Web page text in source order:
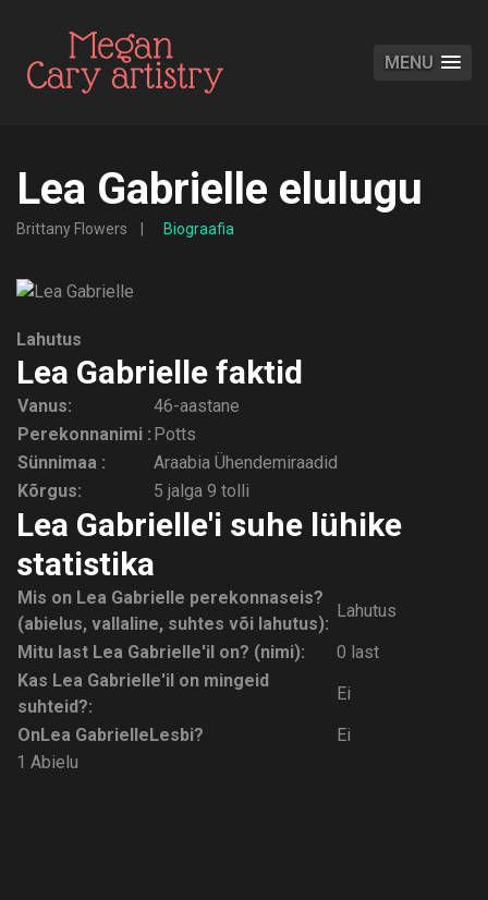
MENU
Lea Gabrielle elulugu
Brittany Flowers Biograafia
Lahutus
Lea Gabrielle faktid
Vanus:
46-aastane
Perekonnanimi : Potts
Sünnimaa :
Araabia Ühendemiraadid
Kõrgus:
5 jalga 9 tolli
Lea Gabrielle'i suhe lühike
statistika
Mis on Lea Gabrielle perekonnaseis?
(abielus, vallaline, suhtes või lahutus):
Lahutus
Mitu last Lea Gabrielle'il on? (nimi):
0 last
Kas Lea Gabrielle'il on mingeid
suhteid?:
Ei
OnLea GabrielleLesbi?
Ei
1 Abielu